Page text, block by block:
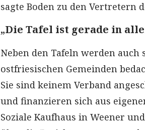
sagte Boden zu den Vertretern
„Die Tafel ist gerade in
Neben den Tafeln werden
ostfriesischen Gemeinden
Sie sind keinem Verband
und finanzieren sich aus
Soziale Kaufhaus in Weener